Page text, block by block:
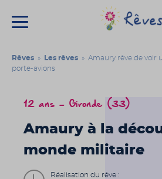
Rêves » Les rêves » Amaury rêve de voir
porte-avions
12 ans - Gironde (33)
Amaury à la
monde militaire
Réalisation du rêve :